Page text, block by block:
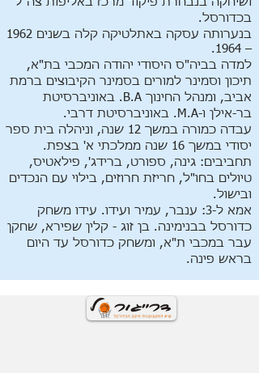
בכדורסל.
בנערותה עסקה באתלטיקה קלה בשנים 1962
– 1964.
למדה בביה"ס היסודי יהודה המכבי בת"א,
תיכון וסמינר למורים בסמינר הקיבוצים ברמת
אביב, ומנהל החינוך B.A. באוניברסיטת
בר-אילן ו-M.A. באוניברסיטת דרבי.
עבדה כמורה במשך 12 שנה, וניהלה בית ספר
יסודי במשך 16 שנה ממלכתי א' בצפת.
תחביבים: גינה, ספורט, ברידג', פילאטיס,
טיולים בחו"ל, חריזת חרוזים, בילוי עם הנכדים
ובישול.
אמא ל-3: ענבר, עמיר ועידו. עידו משחק
כדורסל בבנימינה. בן זוג - קלין שפירא, שחקן
עבר במכבי ת"א, ומשחק כדורסל עד היום
בראש פינה.